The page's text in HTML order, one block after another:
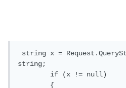
string x = Request.QueryString["id"] as
string;
if (x != null)
{